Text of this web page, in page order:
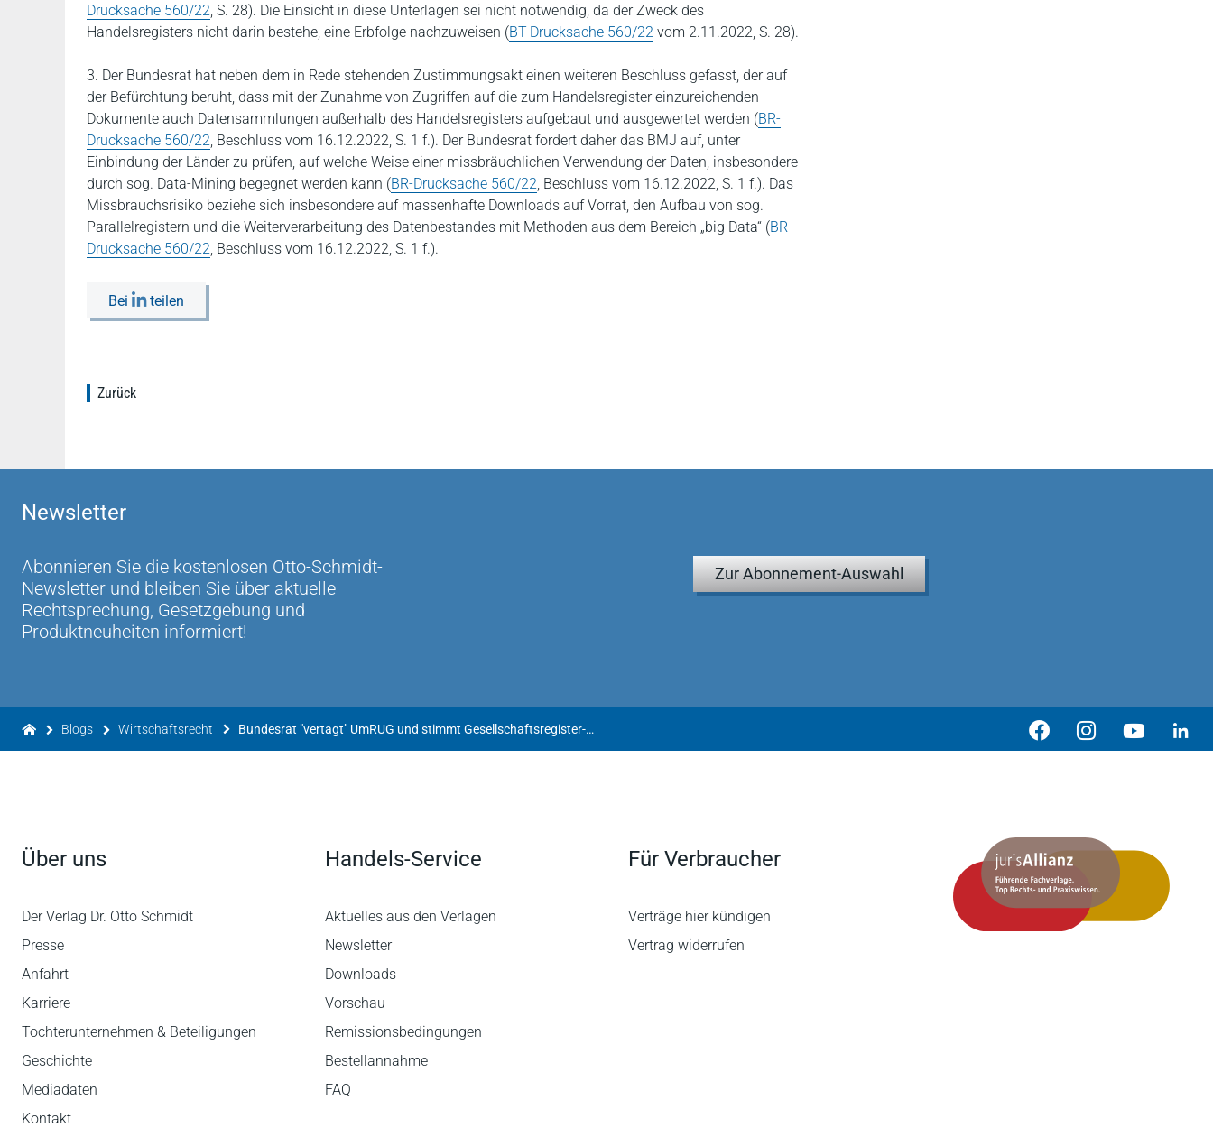
Drucksache 560/22, S. 28). Die Einsicht in diese Unterlagen sei nicht notwendig, da der Zweck des
Handelsregisters nicht darin bestehe, eine Erbfolge nachzuweisen (BT-Drucksache 560/22 vom 2.11.2022, S. 28).
3. Der Bundesrat hat neben dem in Rede stehenden Zustimmungsakt einen weiteren Beschluss gefasst, der auf
der Befürchtung beruht, dass mit der Zunahme von Zugriffen auf die zum Handelsregister einzureichenden
Dokumente auch Datensammlungen außerhalb des Handelsregisters aufgebaut und ausgewertet werden (BR-
Drucksache 560/22, Beschluss vom 16.12.2022, S. 1 f.). Der Bundesrat fordert daher das BMJ auf, unter
Einbindung der Länder zu prüfen, auf welche Weise einer missbräuchlichen Verwendung der Daten, insbesondere
durch sog. Data-Mining begegnet werden kann (BR-Drucksache 560/22, Beschluss vom 16.12.2022, S. 1 f.). Das
Missbrauchsrisiko beziehe sich insbesondere auf massenhafte Downloads auf Vorrat, den Aufbau von sog.
Parallelregistern und die Weiterverarbeitung des Datenbestandes mit Methoden aus dem Bereich „big Data“ (BR-
Drucksache 560/22, Beschluss vom 16.12.2022, S. 1 f.).
Bei teilen
Zurück
Newsletter
Abonnieren Sie die kostenlosen Otto-Schmidt-
Newsletter und bleiben Sie über aktuelle
Rechtsprechung, Gesetzgebung und
Produktneuheiten informiert!
Zur Abonnement-Auswahl
Blogs Wirtschaftsrecht Bundesrat "vertagt" UmRUG und stimmt Gesellschaftsregister-VO (GesRV) sowie der Änderung der Handelsregisterverordnung (HRV) zu
Über uns
Der Verlag Dr. Otto Schmidt
Presse
Anfahrt
Karriere
Tochterunternehmen & Beteiligungen
Geschichte
Mediadaten
Kontakt
Handels-Service
Aktuelles aus den Verlagen
Newsletter
Downloads
Vorschau
Remissionsbedingungen
Bestellannahme
FAQ
Für Verbraucher
Verträge hier kündigen
Vertrag widerrufen